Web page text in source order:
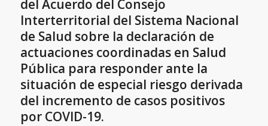
del Acuerdo del Consejo
Interterritorial del Sistema Nacional
de Salud sobre la declaración de
actuaciones coordinadas en Salud
Pública para responder ante la
situación de especial riesgo derivada
del incremento de casos positivos
por COVID-19.